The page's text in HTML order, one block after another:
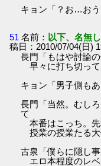
キョン「？お…おう
51 名前： 以下、名無
稿日：2010/07/04(日)
長門「もはや討論
早々に打ち切って
キョン「男子側もあ
長門「当然。むし
て
本番はこっち。
授業の授業たる大
古泉「僕らに隠し
エロ本程度のレ